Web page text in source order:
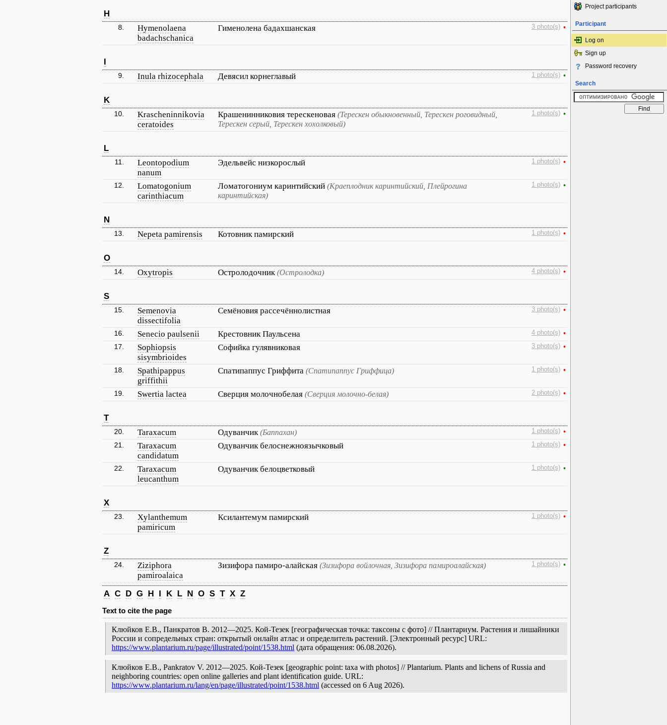
H
8.
Hymenolaena
badachschanica
Гименолена бадахшанская 3 photo(s) •
I
9. Inula rhizocephala Девясил корнеглавый 1 photo(s) •
K
10.
Krascheninnikovia
ceratoides
Крашенинниковия терескеновая (Терескен обыкновенный, Терескен роговидный,
Терескен серый, Терескен хохолковый)
1 photo(s) •
L
11.
Leontopodium
nanum
Эдельвейс низкорослый 1 photo(s) •
12.
Lomatogonium
carinthiacum
Ломатогониум каринтийский (Краеплодник каринтийский, Плейрогина
каринтийская)
1 photo(s) •
N
13. Nepeta pamirensis Котовник памирский 1 photo(s) •
O
14. Oxytropis Остролодочник(Остролодка) 4 photo(s) •
S
15.
Semenovia
dissectifolia
Семёновия рассечённолистная 3 photo(s) •
16. Senecio paulsenii Крестовник Паульсена 4 photo(s) •
17.
Sophiopsis
sisymbrioides
Софийка гулявниковая 3 photo(s) •
18.
Spathipappus
griffithii
Спатипаппус Гриффита (Спатипаппус Гриффица) 1 photo(s) •
19. Swertia lactea Сверция молочнобелая (Сверция молочно-белая) 2 photo(s) •
T
20. Taraxacum Одуванчик(Баппахан) 1 photo(s) •
21.
Taraxacum
candidatum
Одуванчик белоснежноязычковый 1 photo(s) •
22.
Taraxacum
leucanthum
Одуванчик белоцветковый 1 photo(s) •
X
23.
Xylanthemum
pamiricum
Ксилантемум памирский 1 photo(s) •
Z
24.
Ziziphora
pamiroalaica
Зизифора памиро-алайская (Зизифора войлочная, Зизифора памироалайская) 1 photo(s) •
A C D G H I K L N O S T X Z
Text to cite the page
Клюйков Е.В., Панкратов В. 2012—2025. Кой-Тезек [географическая точка: таксоны с фото] // Плантариум. Растения и лишайники
России и сопредельных стран: открытый онлайн атлас и определитель растений. [Электронный ресурс] URL:
https://www.plantarium.ru/page/illustrated/point/1538.html (дата обращения: 06.08.2026).
Клюйков Е.В., Pankratov V. 2012—2025. Кой-Тезек [geographic point: taxa with photos] // Plantarium. Plants and lichens of Russia and
neighboring countries: open online galleries and plant identification guide. URL:
https://www.plantarium.ru/lang/en/page/illustrated/point/1538.html (accessed on 6 Aug 2026).
Project participants
Participant
Log on
Sign up
Password recovery
Search